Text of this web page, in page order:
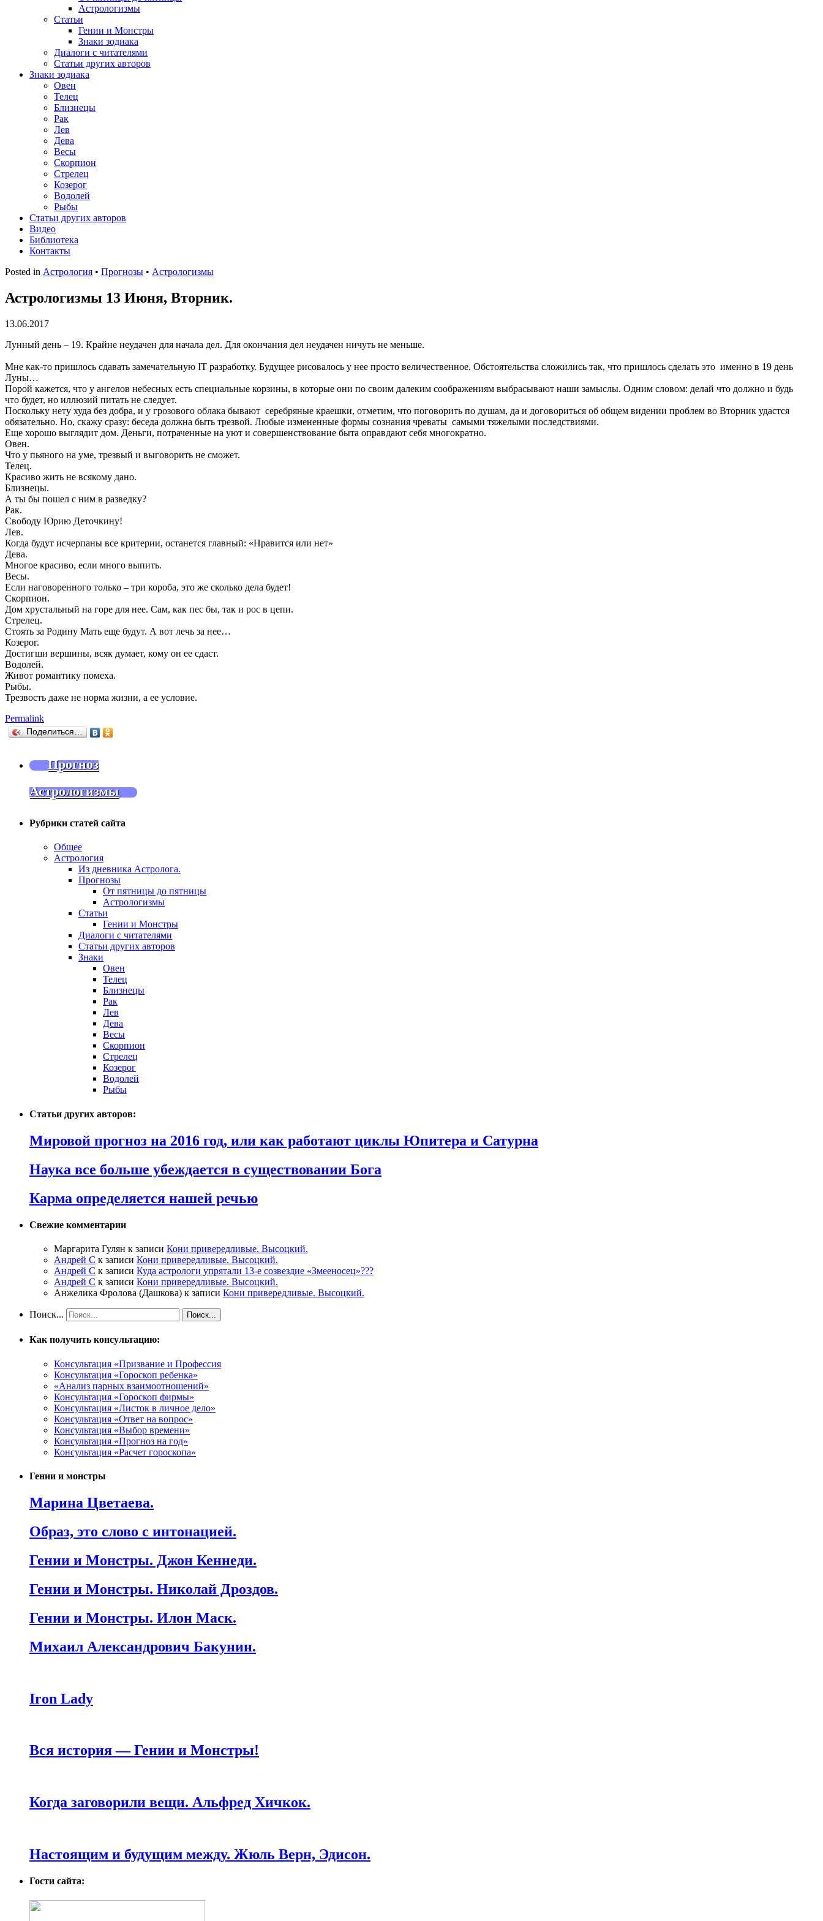
Астрологизмы
Статьи
Гении и Монстры
Знаки зодиака
Диалоги с читателями
Статьи других авторов
Знаки зодиака
Овен
Телец
Близнецы
Рак
Лев
Дева
Весы
Скорпион
Стрелец
Козерог
Водолей
Рыбы
Статьи других авторов
Видео
Библиотека
Контакты
Posted in Астрология • Прогнозы • Астрологизмы
Астрологизмы 13 Июня, Вторник.
13.06.2017
Лунный день – 19. Крайне неудачен для начала дел. Для окончания дел неудачен ничуть не меньше.
Мне как-то пришлось сдавать замечательную IT разработку. Будущее рисовалось у нее просто величественное. Обстоятельства сложились так, что пришлось сделать это именно в 19 день
Луны…
Порой кажется, что у ангелов небесных есть специальные корзины, в которые они по своим далеким соображениям выбрасывают наши замыслы. Одним словом: делай что должно и будь
что будет, но иллюзий питать не следует.
Поскольку нету худа без добра, и у грозового облака бывают серебряные краешки, отметим, что поговорить по душам, да и договориться об общем видении проблем во Вторник удастся
обязательно. Но, скажу сразу: беседа должна быть трезвой. Любые измененные формы сознания чреваты самыми тяжелыми последствиями.
Еще хорошо выглядит дом. Деньги, потраченные на уют и совершенствование быта оправдают себя многократно.
Овен.
Что у пьяного на уме, трезвый и выговорить не сможет.
Телец.
Красиво жить не всякому дано.
Близнецы.
А ты бы пошел с ним в разведку?
Рак.
Свободу Юрию Деточкину!
Лев.
Когда будут исчерпаны все критерии, останется главный: «Нравится или нет»
Дева.
Многое красиво, если много выпить.
Весы.
Если наговоренного только – три короба, это же сколько дела будет!
Скорпион.
Дом хрустальный на горе для нее. Сам, как пес бы, так и рос в цепи.
Стрелец.
Стоять за Родину Мать еще будут. А вот лечь за нее…
Козерог.
Достигши вершины, всяк думает, кому он ее сдаст.
Водолей.
Живот романтику помеха.
Рыбы.
Трезвость даже не норма жизни, а ее условие.
Permalink
Поделиться…
Прогноз
Астрологизмы
Рубрики статей сайта
Общее
Астрология
Из дневника Астролога.
Прогнозы
От пятницы до пятницы
Астрологизмы
Статьи
Гении и Монстры
Диалоги с читателями
Статьи других авторов
Знаки
Овен
Телец
Близнецы
Рак
Лев
Дева
Весы
Скорпион
Стрелец
Козерог
Водолей
Рыбы
Статьи других авторов:
Мировой прогноз на 2016 год, или как работают циклы Юпитера и Сатурна
Наука все больше убеждается в существовании Бога
Карма определяется нашей речью
Свежие комментарии
Маргарита Гулян к записи Кони привередливые. Высоцкий.
Андрей С к записи Кони привередливые. Высоцкий.
Андрей С к записи Куда астрологи упрятали 13-е созвездие «Змееносец»???
Андрей С к записи Кони привередливые. Высоцкий.
Анжелика Фролова (Дашкова) к записи Кони привередливые. Высоцкий.
Поиск...
Как получить консультацию:
Консультация «Призвание и Профессия
Консультация «Гороскоп ребенка»
«Анализ парных взаимоотношений»
Консультация «Гороскоп фирмы»
Консультация «Листок в личное дело»
Консультация «Ответ на вопрос»
Консультация «Выбор времени»
Консультация «Прогноз на год»
Консультация «Расчет гороскопа»
Гении и монстры
Марина Цветаева.
Образ, это слово с интонацией.
Гении и Монстры. Джон Кеннеди.
Гении и Монстры. Николай Дроздов.
Гении и Монстры. Илон Маск.
Михаил Александрович Бакунин.
Iron Lady
Вся история — Гении и Монстры!
Когда заговорили вещи. Альфред Хичкок.
Настоящим и будущим между. Жюль Верн, Эдисон.
Гости сайта: